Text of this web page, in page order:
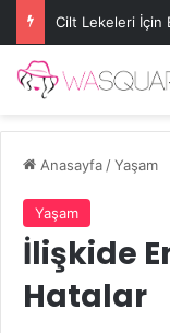
Cilt Lekeleri İçin
Anasayfa/Yaşam
Yaşam
İlişkide
Hatalar